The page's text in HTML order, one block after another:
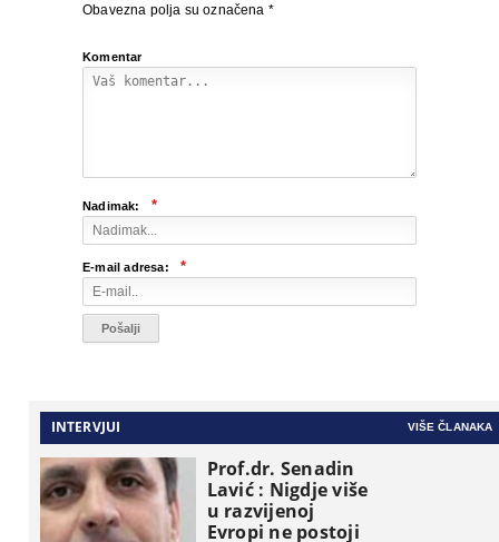
Obavezna polja su označena *
Komentar
Nadimak: *
E-mail adresa: *
INTERVJUI VIŠE ČLANAKA
Prof.dr. Senadin
Lavić : Nigdje više
u razvijenoj
Evropi ne postoji